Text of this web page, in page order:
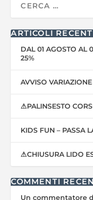
ARTICOLI
DAL 01 AGOSTO AL
25%
AVVISO
⚠PALINSESTO
KIDS FUN – PASSA
⚠CHIUSURA LIDO
COMMENTI
Un commentatore